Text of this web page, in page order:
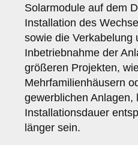
Solarmodule auf dem
Installation des
sowie die Verkabelung
Inbetriebnahme der
größeren Projekten,
Mehrfamilienhäusern
gewerblichen Anlagen,
Installationsdauer
länger sein.